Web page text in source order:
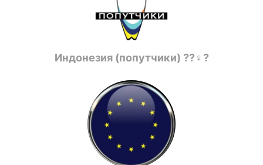
Индонезия (попутчики) ??‍♀️?